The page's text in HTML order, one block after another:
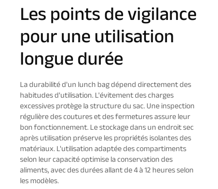
Les points de vigilance
pour une utilisation
longue durée
La durabilité d'un lunch bag dépend directement des
habitudes d'utilisation. L'évitement des charges
excessives protège la structure du sac. Une inspection
régulière des coutures et des fermetures assure leur
bon fonctionnement. Le stockage dans un endroit sec
après utilisation préserve les propriétés isolantes des
matériaux. L'utilisation adaptée des compartiments
selon leur capacité optimise la conservation des
aliments, avec des durées allant de 4 à 12 heures selon
les modèles.